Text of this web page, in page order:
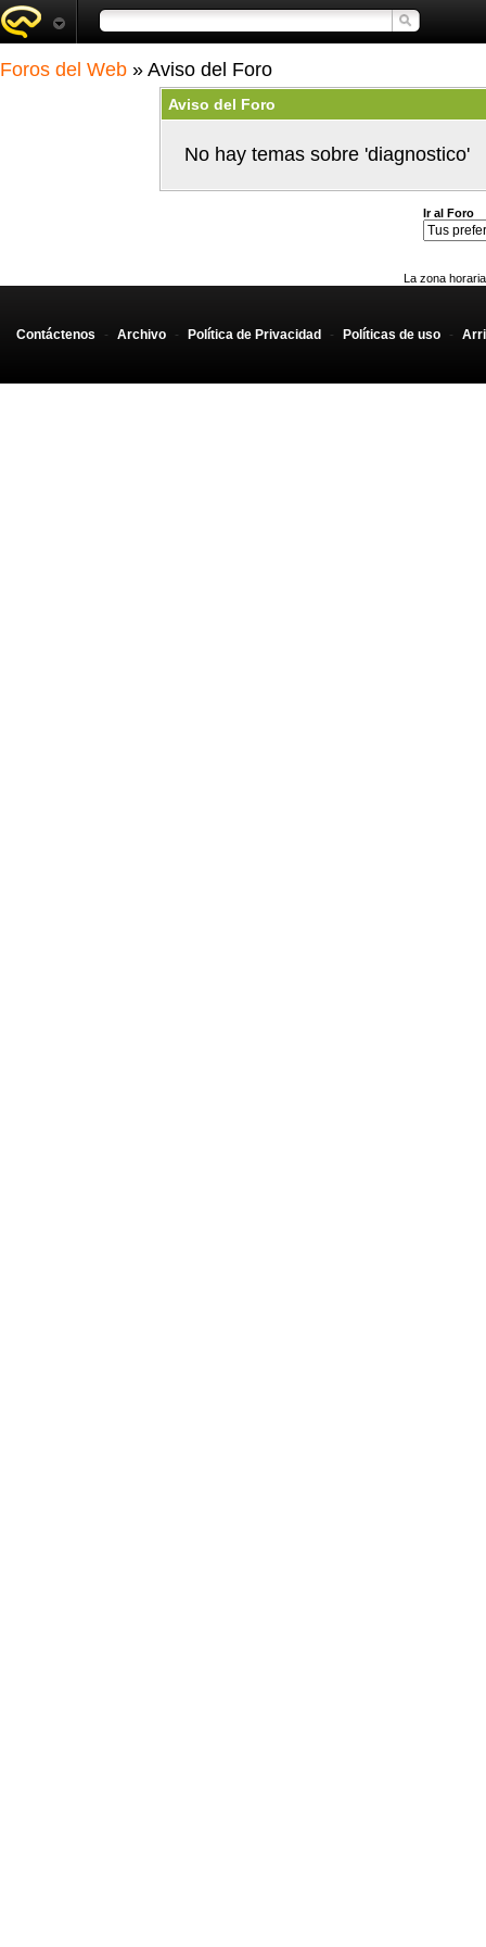
Foros del Web » Aviso del Foro
Aviso del Foro
No hay temas sobre 'diagnostico'
Ir al Foro
La zona
Contáctenos - Archivo - Política de Privacidad - Políticas de uso -